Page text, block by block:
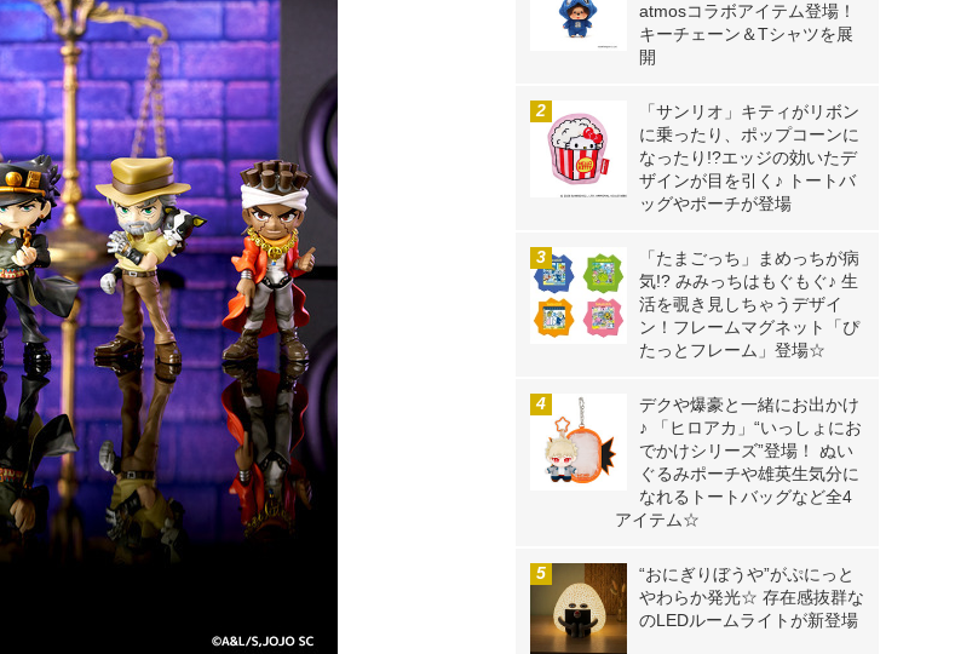
atmosコラボアイテム登場！
キーチェーン＆Tシャツを展
開
「サンリオ」キティがリボン
に乗ったり、ポップコーンに
なったり!?エッジの効いたデ
ザインが目を引く♪ トートバ
ッグやポーチが登場
「たまごっち」まめっちが病
気!? みみっちはもぐもぐ♪ 生
活を覗き見しちゃうデザイ
ン！フレームマグネット「ぴ
たっとフレーム」登場☆
デクや爆豪と一緒にお出かけ
♪ 「ヒロアカ」“いっしょにお
でかけシリーズ”登場！ ぬい
ぐるみポーチや雄英生気分に
なれるトートバッグなど全4
アイテム☆
“おにぎりぼうや”がぷにっと
やわらか発光☆ 存在感抜群な
のLEDルームライトが新登場